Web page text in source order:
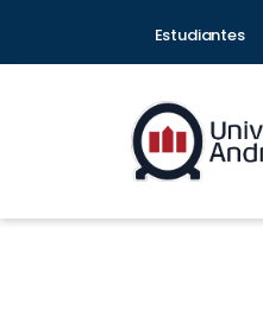
Estudiantes